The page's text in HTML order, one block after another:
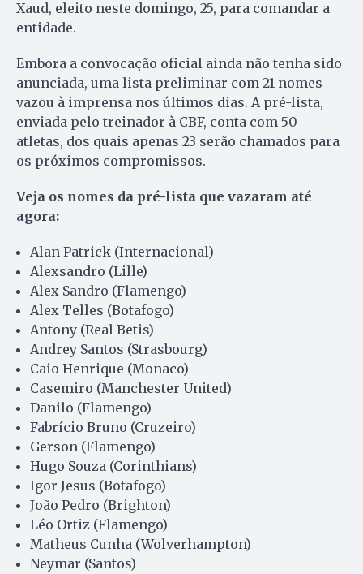
Xaud, eleito neste domingo, 25, para comandar a
entidade.
Embora a convocação oficial ainda não tenha sido
anunciada, uma lista preliminar com 21 nomes
vazou à imprensa nos últimos dias. A pré-lista,
enviada pelo treinador à CBF, conta com 50
atletas, dos quais apenas 23 serão chamados para
os próximos compromissos.
Veja os nomes da pré-lista que vazaram até
agora:
Alan Patrick (Internacional)
Alexsandro (Lille)
Alex Sandro (Flamengo)
Alex Telles (Botafogo)
Antony (Real Betis)
Andrey Santos (Strasbourg)
Caio Henrique (Monaco)
Casemiro (Manchester United)
Danilo (Flamengo)
Fabrício Bruno (Cruzeiro)
Gerson (Flamengo)
Hugo Souza (Corinthians)
Igor Jesus (Botafogo)
João Pedro (Brighton)
Léo Ortiz (Flamengo)
Matheus Cunha (Wolverhampton)
Neymar (Santos)